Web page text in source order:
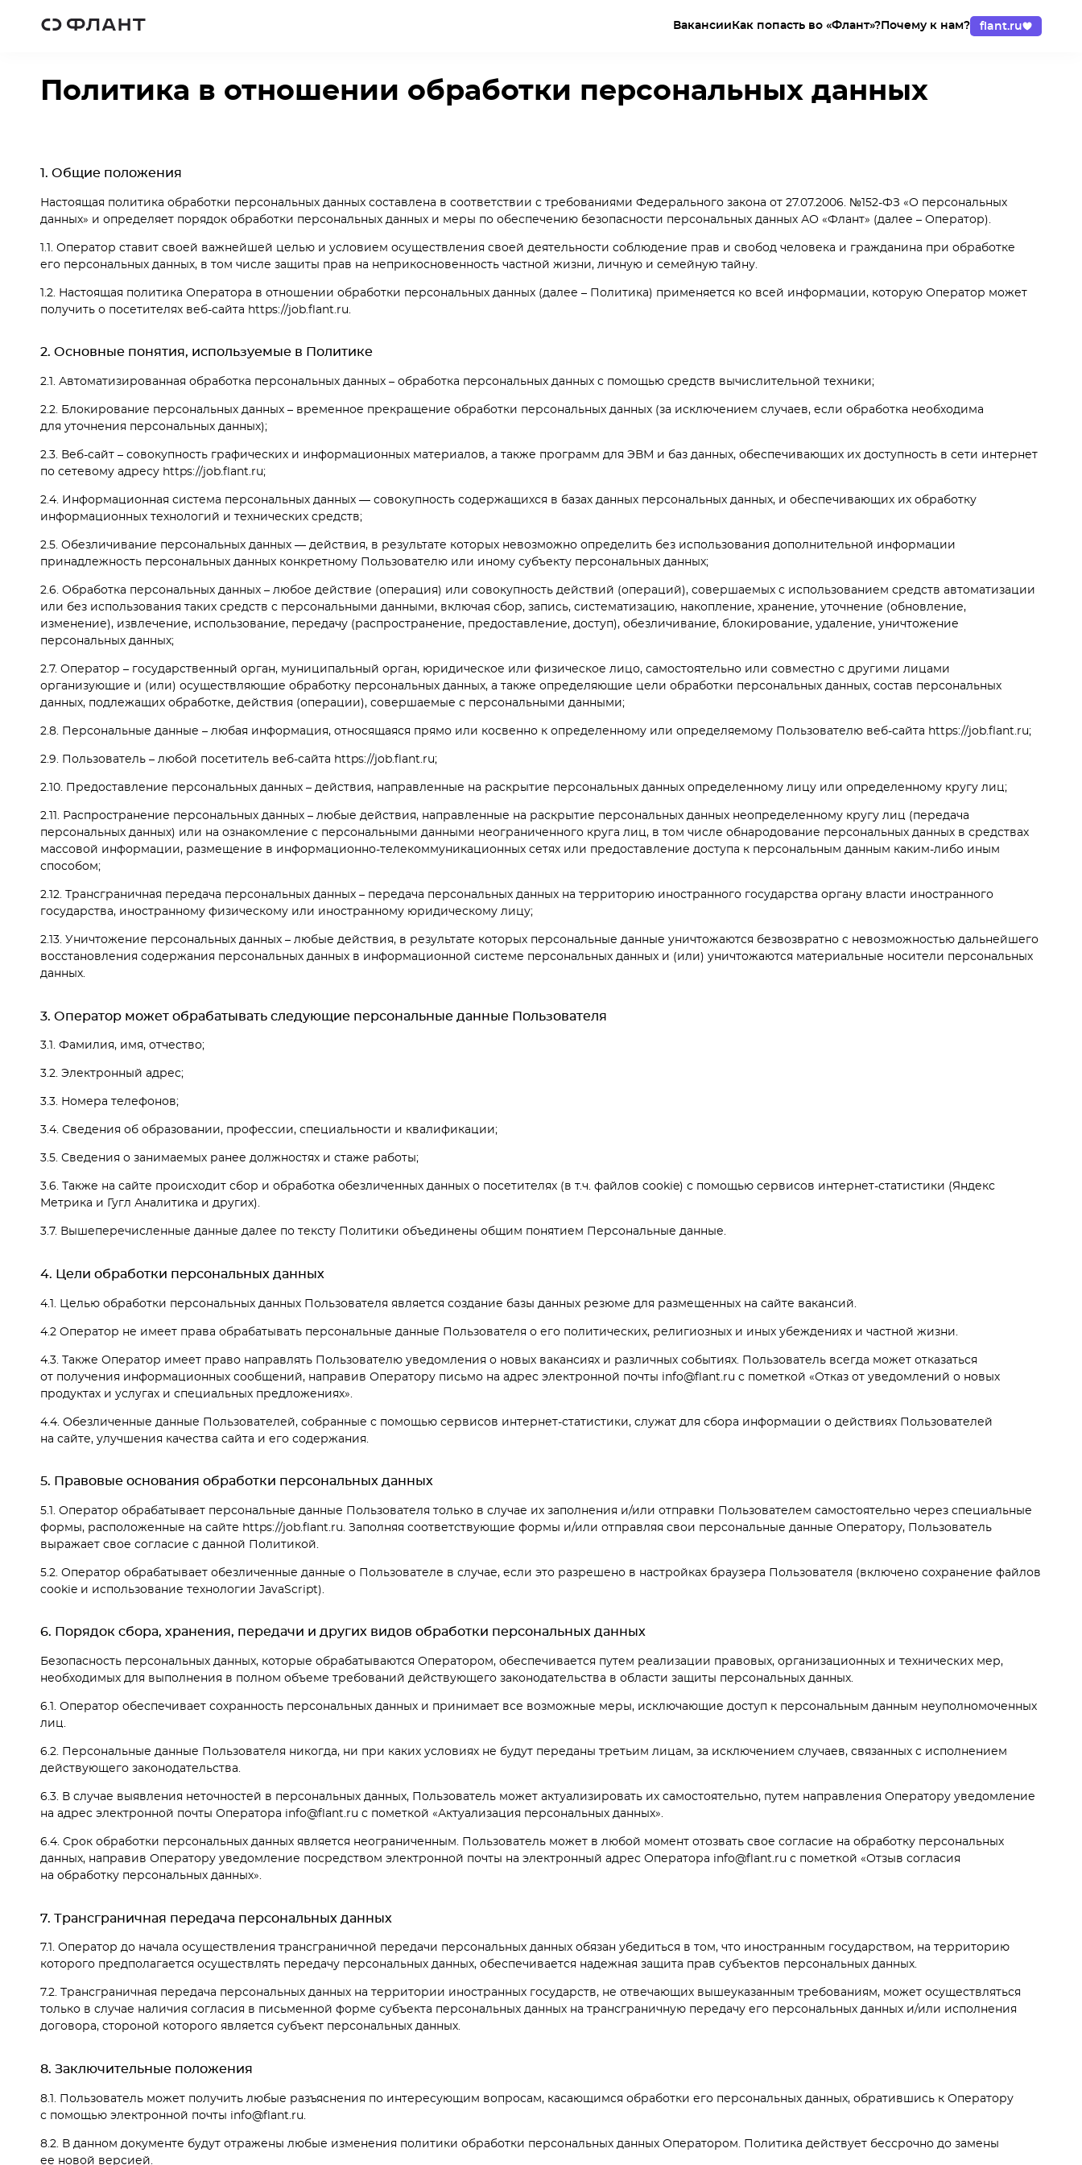
Вакансии Как попасть во «Флант»? Почему к нам? flant.ru
Политика в отношении обработки персональных данных
1. Общие положения
Настоящая политика обработки персональных данных составлена в соответствии с требованиями Федерального закона от 27.07.2006. №152-ФЗ «О персональных
данных» и определяет порядок обработки персональных данных и меры по обеспечению безопасности персональных данных АО «Флант» (далее – Оператор).
1.1. Оператор ставит своей важнейшей целью и условием осуществления своей деятельности соблюдение прав и свобод человека и гражданина при обработке
его персональных данных, в том числе защиты прав на неприкосновенность частной жизни, личную и семейную тайну.
1.2. Настоящая политика Оператора в отношении обработки персональных данных (далее – Политика) применяется ко всей информации, которую Оператор может
получить о посетителях веб-сайта https://job.flant.ru.
2. Основные понятия, используемые в Политике
2.1. Автоматизированная обработка персональных данных – обработка персональных данных с помощью средств вычислительной техники;
2.2. Блокирование персональных данных – временное прекращение обработки персональных данных (за исключением случаев, если обработка необходима
для уточнения персональных данных);
2.3. Веб-сайт – совокупность графических и информационных материалов, а также программ для ЭВМ и баз данных, обеспечивающих их доступность в сети интернет
по сетевому адресу https://job.flant.ru;
2.4. Информационная система персональных данных — совокупность содержащихся в базах данных персональных данных, и обеспечивающих их обработку
информационных технологий и технических средств;
2.5. Обезличивание персональных данных — действия, в результате которых невозможно определить без использования дополнительной информации
принадлежность персональных данных конкретному Пользователю или иному субъекту персональных данных;
2.6. Обработка персональных данных – любое действие (операция) или совокупность действий (операций), совершаемых с использованием средств автоматизации
или без использования таких средств с персональными данными, включая сбор, запись, систематизацию, накопление, хранение, уточнение (обновление,
изменение), извлечение, использование, передачу (распространение, предоставление, доступ), обезличивание, блокирование, удаление, уничтожение
персональных данных;
2.7. Оператор – государственный орган, муниципальный орган, юридическое или физическое лицо, самостоятельно или совместно с другими лицами
организующие и (или) осуществляющие обработку персональных данных, а также определяющие цели обработки персональных данных, состав персональных
данных, подлежащих обработке, действия (операции), совершаемые с персональными данными;
2.8. Персональные данные – любая информация, относящаяся прямо или косвенно к определенному или определяемому Пользователю веб-сайта https://job.flant.ru;
2.9. Пользователь – любой посетитель веб-сайта https://job.flant.ru;
2.10. Предоставление персональных данных – действия, направленные на раскрытие персональных данных определенному лицу или определенному кругу лиц;
2.11. Распространение персональных данных – любые действия, направленные на раскрытие персональных данных неопределенному кругу лиц (передача
персональных данных) или на ознакомление с персональными данными неограниченного круга лиц, в том числе обнародование персональных данных в средствах
массовой информации, размещение в информационно-телекоммуникационных сетях или предоставление доступа к персональным данным каким-либо иным
способом;
2.12. Трансграничная передача персональных данных – передача персональных данных на территорию иностранного государства органу власти иностранного
государства, иностранному физическому или иностранному юридическому лицу;
2.13. Уничтожение персональных данных – любые действия, в результате которых персональные данные уничтожаются безвозвратно с невозможностью дальнейшего
восстановления содержания персональных данных в информационной системе персональных данных и (или) уничтожаются материальные носители персональных
данных.
3. Оператор может обрабатывать следующие персональные данные Пользователя
3.1. Фамилия, имя, отчество;
3.2. Электронный адрес;
3.3. Номера телефонов;
3.4. Сведения об образовании, профессии, специальности и квалификации;
3.5. Сведения о занимаемых ранее должностях и стаже работы;
3.6. Также на сайте происходит сбор и обработка обезличенных данных о посетителях (в т.ч. файлов cookie) с помощью сервисов интернет-статистики (Яндекс
Метрика и Гугл Аналитика и других).
3.7. Вышеперечисленные данные далее по тексту Политики объединены общим понятием Персональные данные.
4. Цели обработки персональных данных
4.1. Целью обработки персональных данных Пользователя является создание базы данных резюме для размещенных на сайте вакансий.
4.2 Оператор не имеет права обрабатывать персональные данные Пользователя о его политических, религиозных и иных убеждениях и частной жизни.
4.3. Также Оператор имеет право направлять Пользователю уведомления о новых вакансиях и различных событиях. Пользователь всегда может отказаться
от получения информационных сообщений, направив Оператору письмо на адрес электронной почты info@flant.ru с пометкой «Отказ от уведомлений о новых
продуктах и услугах и специальных предложениях».
4.4. Обезличенные данные Пользователей, собранные с помощью сервисов интернет-статистики, служат для сбора информации о действиях Пользователей
на сайте, улучшения качества сайта и его содержания.
5. Правовые основания обработки персональных данных
5.1. Оператор обрабатывает персональные данные Пользователя только в случае их заполнения и/или отправки Пользователем самостоятельно через специальные
формы, расположенные на сайте https://job.flant.ru. Заполняя соответствующие формы и/или отправляя свои персональные данные Оператору, Пользователь
выражает свое согласие с данной Политикой.
5.2. Оператор обрабатывает обезличенные данные о Пользователе в случае, если это разрешено в настройках браузера Пользователя (включено сохранение файлов
cookie и использование технологии JavaScript).
6. Порядок сбора, хранения, передачи и других видов обработки персональных данных
Безопасность персональных данных, которые обрабатываются Оператором, обеспечивается путем реализации правовых, организационных и технических мер,
необходимых для выполнения в полном объеме требований действующего законодательства в области защиты персональных данных.
6.1. Оператор обеспечивает сохранность персональных данных и принимает все возможные меры, исключающие доступ к персональным данным неуполномоченных
лиц.
6.2. Персональные данные Пользователя никогда, ни при каких условиях не будут переданы третьим лицам, за исключением случаев, связанных с исполнением
действующего законодательства.
6.3. В случае выявления неточностей в персональных данных, Пользователь может актуализировать их самостоятельно, путем направления Оператору уведомление
на адрес электронной почты Оператора info@flant.ru с пометкой «Актуализация персональных данных».
6.4. Срок обработки персональных данных является неограниченным. Пользователь может в любой момент отозвать свое согласие на обработку персональных
данных, направив Оператору уведомление посредством электронной почты на электронный адрес Оператора info@flant.ru с пометкой «Отзыв согласия
на обработку персональных данных».
7. Трансграничная передача персональных данных
7.1. Оператор до начала осуществления трансграничной передачи персональных данных обязан убедиться в том, что иностранным государством, на территорию
которого предполагается осуществлять передачу персональных данных, обеспечивается надежная защита прав субъектов персональных данных.
7.2. Трансграничная передача персональных данных на территории иностранных государств, не отвечающих вышеуказанным требованиям, может осуществляться
только в случае наличия согласия в письменной форме субъекта персональных данных на трансграничную передачу его персональных данных и/или исполнения
договора, стороной которого является субъект персональных данных.
8. Заключительные положения
8.1. Пользователь может получить любые разъяснения по интересующим вопросам, касающимся обработки его персональных данных, обратившись к Оператору
с помощью электронной почты info@flant.ru.
8.2. В данном документе будут отражены любые изменения политики обработки персональных данных Оператором. Политика действует бессрочно до замены
ее новой версией.